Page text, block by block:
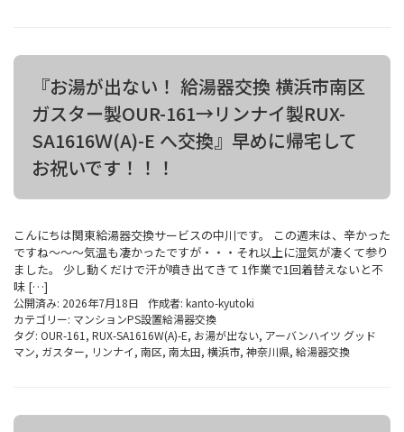
『お湯が出ない！ 給湯器交換 横浜市南区
ガスター製OUR-161→リンナイ製RUX-
SA1616Ｗ(A)-E へ交換』早めに帰宅して
お祝いです！！！
こんにちは関東給湯器交換サービスの中川です。 この週末は、辛かった
ですね～～～気温も凄かったですが・・・それ以上に湿気が凄くて参り
ました。 少し動くだけで汗が噴き出てきて 1作業で1回着替えないと不
味 […]
公開済み: 2026年7月18日 作成者: kanto-kyutoki
カテゴリー: マンションPS設置給湯器交換
タグ: OUR-161 , RUX-SA1616W(A)-E, お湯が出ない, アーバンハイツ グッド
マン, ガスター, リンナイ, 南区, 南太田, 横浜市, 神奈川県, 給湯器交換